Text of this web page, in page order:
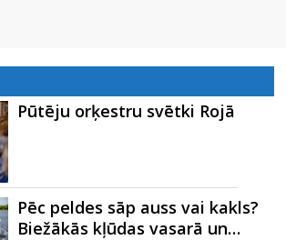
Pūtēju orķestru svētki Rojā
Pēc peldes sāp auss vai kakls?
Biežākās kļūdas vasarā un…